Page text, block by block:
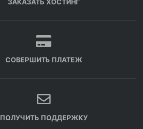
ЗАКАЗАТЬ ХОСТИНГ
СОВЕРШИТЬ ПЛАТЕЖ
ПОЛУЧИТЬ ПОДДЕРЖКУ